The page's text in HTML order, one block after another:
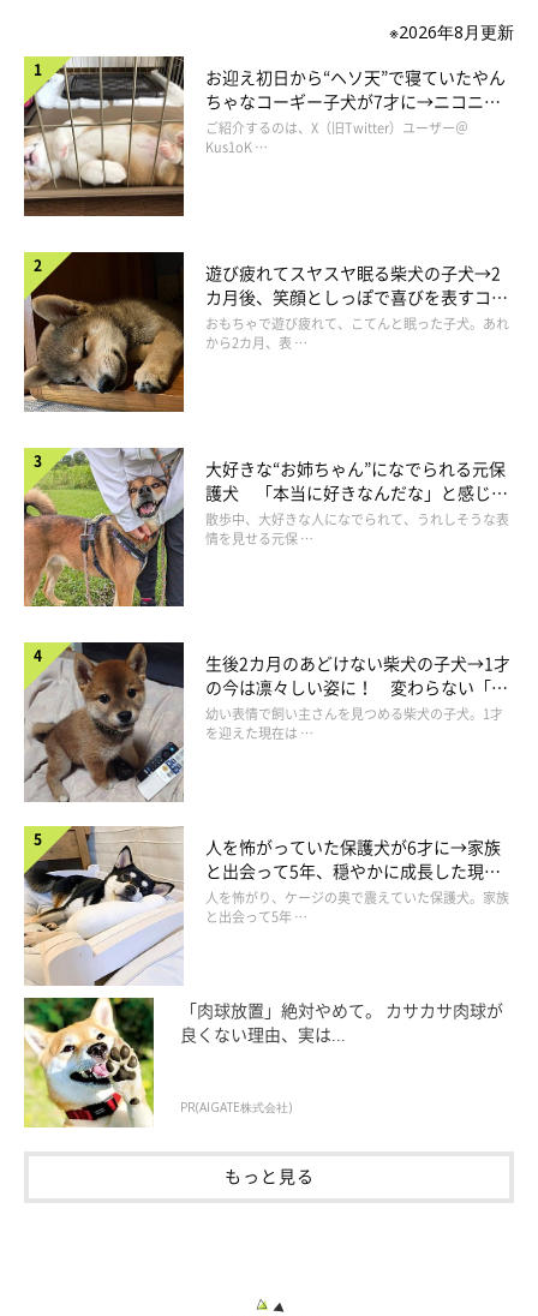
※2026年8月更新
お迎え初日から“ヘソ天”で寝ていたやん
ちゃなコーギー子犬が7才に→ニコニ
コ“コーギースマイル”が魅力のコに成
長！
ご紹介するのは、X（旧Twitter）ユーザー＠
Kus1oK …
遊び疲れてスヤスヤ眠る柴犬の子犬→2
カ月後、笑顔としっぽで喜びを表すコに
成長！
おもちゃで遊び疲れて、こてんと眠った子犬。あれ
から2カ月、表 …
大好きな“お姉ちゃん”になでられる元保
護犬 「本当に好きなんだな」と感じる
表情にほっこり
散歩中、大好きな人になでられて、うれしそうな表
情を見せる元保 …
生後2カ月のあどけない柴犬の子犬→1才
の今は凛々しい姿に！ 変わらない「く
りくりおめめ」にもほっこり
幼い表情で飼い主さんを見つめる柴犬の子犬。1才
を迎えた現在は …
人を怖がっていた保護犬が6才に→家族
と出会って5年、穏やかに成長した現在
の姿にグッとくる
人を怖がり、ケージの奥で震えていた保護犬。家族
と出会って5年 …
「肉球放置」絶対やめて。 カサカサ肉球が
良くない理由、実は...
PR(AIGATE株式会社)
もっと見る